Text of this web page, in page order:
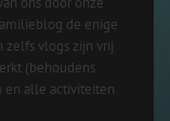
de enige
zelfs vlogs zijn vrij
(behoudens
en alle activiteiten